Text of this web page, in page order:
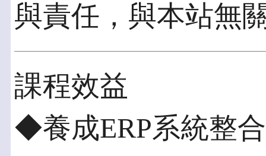
與責任，與本站無
課程效益
◆養成ERP系統整